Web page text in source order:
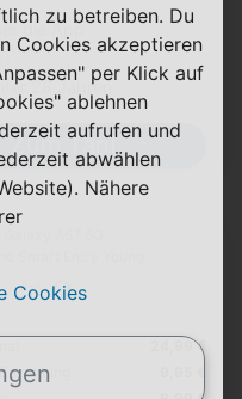
die App
28 Jahren
Zum Tarif
Smart Entry Young
24,99 €
zu betreiben. Du
Cookies akzeptieren
per Klick auf
ablehnen
aufrufen und
abwählen
Nähere
Cookies